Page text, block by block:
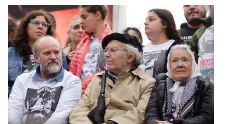
Imagen